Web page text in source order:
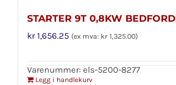
STARTER 9T 0,8KW BEDFORD
kr1,656.25 (ex mva: kr 1,325.00)
Varenummer: els-5200-8277
Legg i handlekurv